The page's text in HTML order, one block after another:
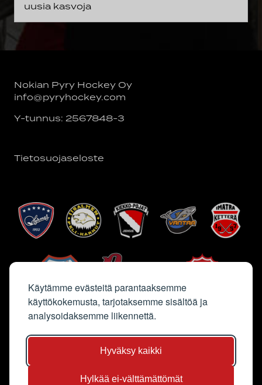
Käytämme evästeitä parantaaksemme
käyttökokemusta, tarjotaksemme sisältöä ja
analysoidaksemme liikennettä.
Hyväksy kaikki
Hylkää ei-välttämättömät
uusia kasvoja
Nokian Pyry Hockey Oy
info@pyryhockey.com
Y-tunnus: 2567848-3
Tietosuojaseloste